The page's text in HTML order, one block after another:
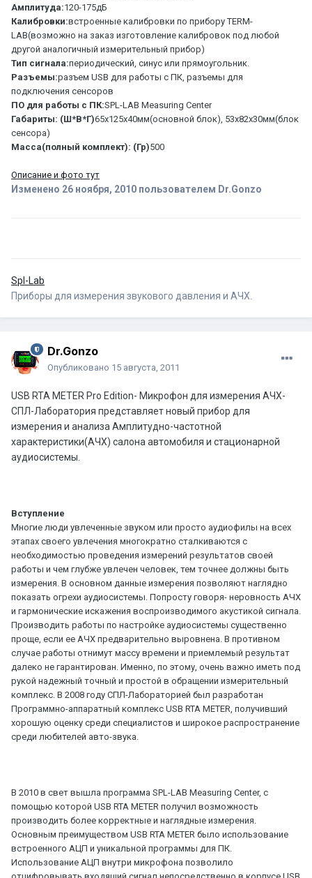
Амплитуда:120-175дБ
Калибровки:встроенные калибровки по прибору TERM-
LAB(возможно на заказ изготовление калибровок под любой
другой аналогичный измерительный прибор)
Тип сигнала:периодический, синус или прямоугольник.
Разъемы:разъем USB для работы с ПК, разъемы для
подключения сенсоров
ПО для работы с ПК:SPL-LAB Measuring Center
Габариты: (Ш*В*Г)65x125x40мм(основной блок), 53х82х30мм(блок
сенсора)
Масса(полный комплект): (Гр)500
Описание и фото тут
Изменено 26 ноября, 2010 пользователем Dr.Gonzo
Spl-Lab
Приборы для измерения звукового давления и АЧХ.
Dr.Gonzo
Опубликовано 15 августа, 2011
USB RTA METER Pro Edition- Микрофон для измерения АЧХ-
СПЛ-Лаборатория представляет новый прибор для
измерения и анализа Амплитудно-частотной
характеристики(АЧХ) салона автомобиля и стационарной
аудиосистемы.
Вступление
Многие люди увлеченные звуком или просто аудиофилы на всех
этапах своего увлечения многократно сталкиваются с
необходимостью проведения измерений результатов своей
работы и чем глубже увлечен человек, тем точнее должны быть
измерения. В основном данные измерения позволяют наглядно
показать огрехи аудиосистемы. Попросту говоря- неровность АЧХ
и гармонические искажения воспроизводимого акустикой сигнала.
Производить работы по настройке аудиосистемы существенно
проще, если ее АЧХ предварительно выровнена. В противном
случае работы отнимут массу времени и приемлемый результат
далеко не гарантирован. Именно, по этому, очень важно иметь под
рукой надежный точный и простой в обращении измерительный
комплекс. В 2008 году СПЛ-Лабораторией был разработан
Программно-аппаратный комплекс USB RTA METER, получивший
хорошую оценку среди специалистов и широкое распространение
среди любителей авто-звука.
В 2010 в свет вышла программа SPL-LAB Measuring Center, с
помощью которой USB RTA METER получил возможность
производить более корректные и наглядные измерения.
Основным преимуществом USB RTA METER было использование
встроенного АЦП и уникальной программы для ПК.
Использование АЦП внутри микрофона позволило